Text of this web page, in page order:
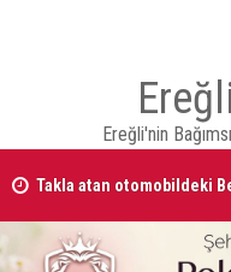
Ereğli'nin
Takla atan otomobildeki
Otomobilde silahla
yaralandı